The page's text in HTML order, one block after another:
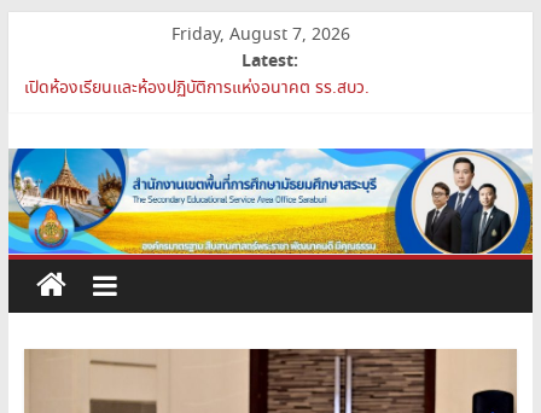
content
Friday, August 7, 2026
Latest:
สพม.สบ ประชุมชี้แจงแนวทางการส่งเสริมความโปร่งใสในสำนักงานเขต
สพม.สบ เสริมศักยภาพผู้บริหาร PA Support Team สู่เส้นทางความ
ก้าวหน้าวิชาชีพ
สพม.สบ เข้าร่วมประชุมสัมมนา ผอ.สพท. ทั่วประเทศ ครั้งที่ 2/2569 “All
for Education”
การย้ายข้าราชการครูและบุคลากรทางการศึกษา ตำแหน่งศึกษานิเทศก์
สำนักงาน
เขต
พื้นที่
การ